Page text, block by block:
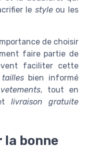
le styleou les
de choisir
faire partie de
faciliter cette
bien informé
, tout en
livraison gratuite
la bonne